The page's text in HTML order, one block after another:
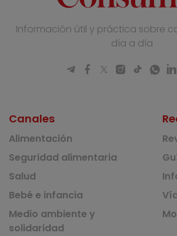
Información útil y práctica sobre
día a día
Canales
Alimentación
Seguridad alimentaria
Salud
Bebé e infancia
Medio ambiente y
solidaridad